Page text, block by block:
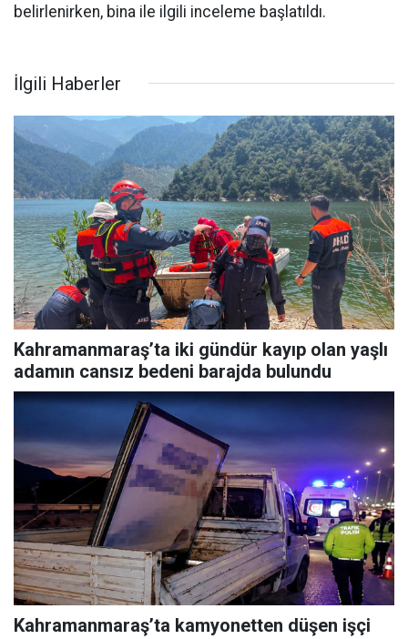
belirlenirken, bina ile ilgili inceleme başlatıldı.
İlgili Haberler
Kahramanmaraş’ta iki gündür kayıp olan yaşlı
adamın cansız bedeni barajda bulundu
Kahramanmaraş’ta kamyonetten düşen işçi